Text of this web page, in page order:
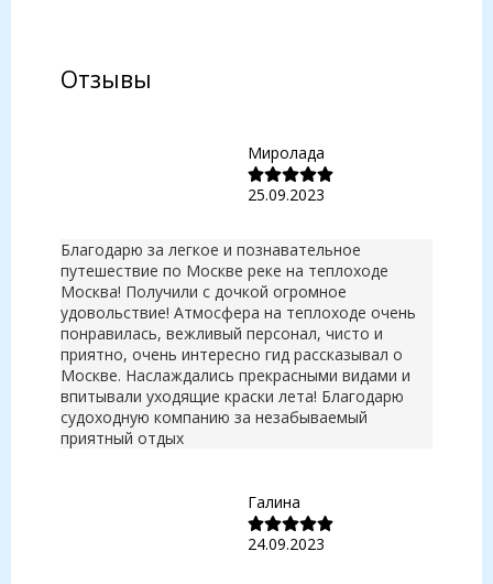
Отзывы
Миролада
25.09.2023
Благодарю за легкое и познавательное
путешествие по Москве реке на теплоходе
Москва! Получили с дочкой огромное
удовольствие! Атмосфера на теплоходе очень
понравилась, вежливый персонал, чисто и
приятно, очень интересно гид рассказывал о
Москве. Наслаждались прекрасными видами и
впитывали уходящие краски лета! Благодарю
судоходную компанию за незабываемый
приятный отдых
Галина
24.09.2023